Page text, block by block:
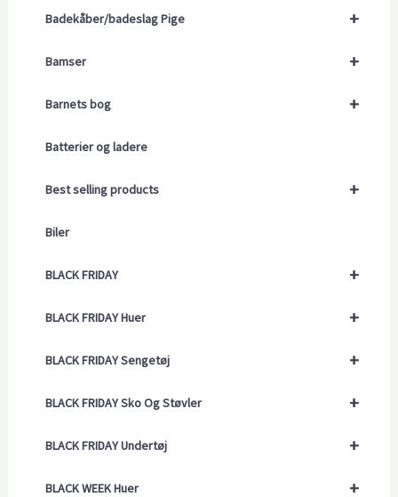
+
Badekåber/badeslag Pige
+
Bamser
+
Barnets bog
Batterier og ladere
+
Best selling products
Biler
+
BLACK FRIDAY
+
BLACK FRIDAY Huer
+
BLACK FRIDAY Sengetøj
+
BLACK FRIDAY Sko Og Støvler
+
BLACK FRIDAY Undertøj
+
BLACK WEEK Huer